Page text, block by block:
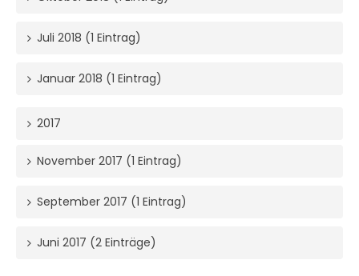
Juli 2018 (1 Eintrag)
Januar 2018 (1 Eintrag)
2017
November 2017 (1 Eintrag)
September 2017 (1 Eintrag)
Juni 2017 (2 Einträge)